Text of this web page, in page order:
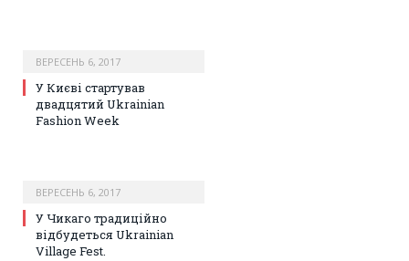
ВЕРЕСЕНЬ 6, 2017
У Києві стартував
двадцятий Ukrainian
Fashion Week
ВЕРЕСЕНЬ 6, 2017
У Чикаго традиційно
відбудеться Ukrainian
Village Fest.